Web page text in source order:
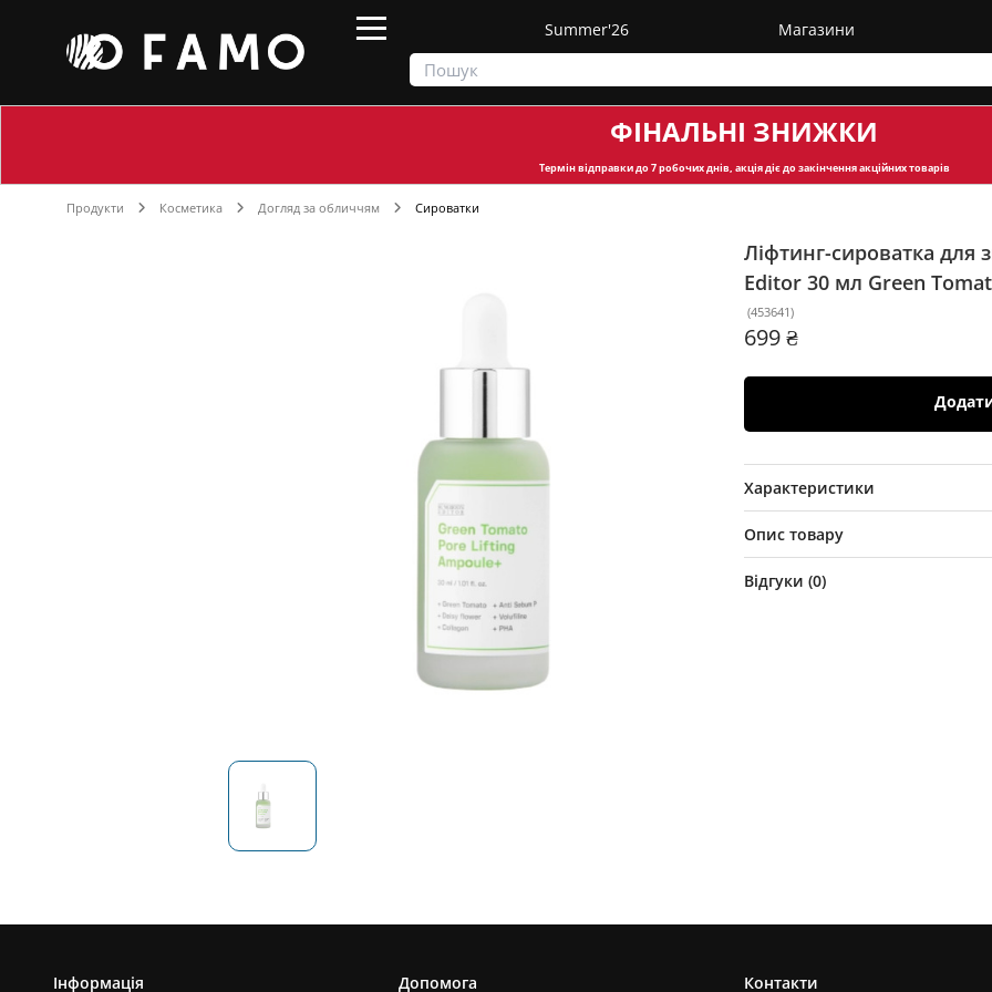
Summer'26 Магазини
ФІНАЛЬНІ ЗНИЖКИ
Термін відправкидо 7 робочих днів, акція діє до закінчення акційних товарів
Продукти Косметика Догляд за обличчям Сироватки
Ліфтинг-сироватка для
Editor 30 мл Green
(453641)
699 ₴
Характеристики
Опис товару
Відгуки (0)
Інформація Допомога Контакти